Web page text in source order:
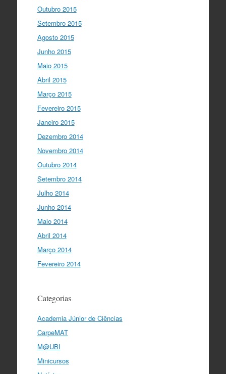
Outubro 2015
Setembro 2015
Agosto 2015
Junho 2015
Maio 2015
Abril 2015
Março 2015
Fevereiro 2015
Janeiro 2015
Dezembro 2014
Novembro 2014
Outubro 2014
Setembro 2014
Julho 2014
Junho 2014
Maio 2014
Abril 2014
Março 2014
Fevereiro 2014
Categorias
Academia Júnior de Ciências
CarpeMAT
M@UBI
Minicursos